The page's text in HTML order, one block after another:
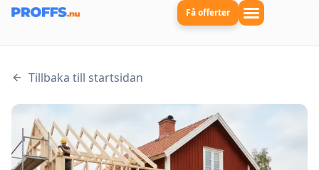
Få offerter
Tillbaka till startsidan